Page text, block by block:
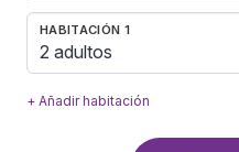
HABITACIÓN 1
2 adultos
+ Añadir habitación